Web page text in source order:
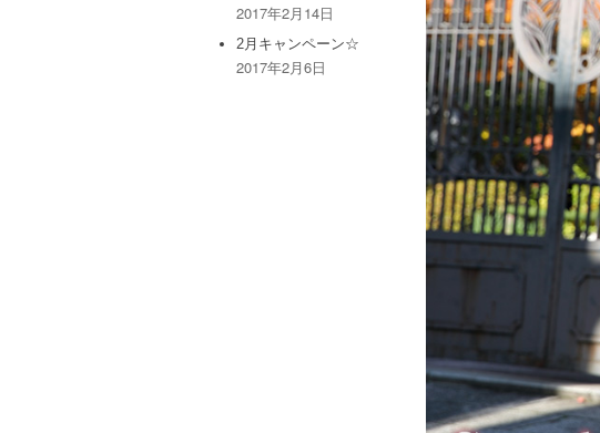
2017年2月14日
2月キャンペーン☆
2017年2月6日